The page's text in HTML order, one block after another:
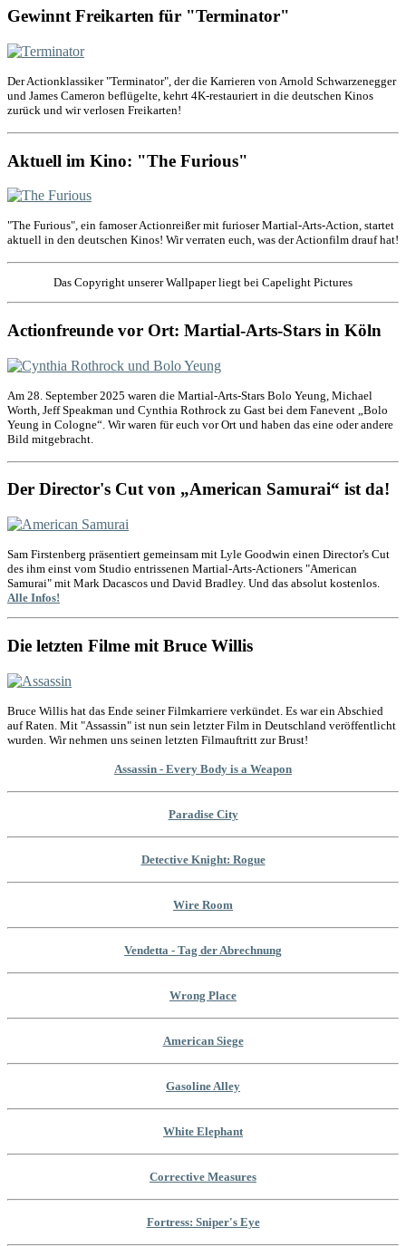
Gewinnt Freikarten für "Terminator"
Der Actionklassiker "Terminator", der die Karrieren von Arnold Schwarzenegger
und James Cameron beflügelte, kehrt 4K-restauriert in die deutschen Kinos
zurück und wir verlosen Freikarten!
Aktuell im Kino: "The Furious"
"The Furious", ein famoser Actionreißer mit furioser Martial-Arts-Action, startet
aktuell in den deutschen Kinos! Wir verraten euch, was der Actionfilm drauf hat!
Das Copyright unserer Wallpaper liegt bei Capelight Pictures
Actionfreunde vor Ort: Martial-Arts-Stars in Köln
Am 28. September 2025 waren die Martial-Arts-Stars Bolo Yeung, Michael
Worth, Jeff Speakman und Cynthia Rothrock zu Gast bei dem Fanevent „Bolo
Yeung in Cologne“. Wir waren für euch vor Ort und haben das eine oder andere
Bild mitgebracht.
Der Director's Cut von „American Samurai“ ist da!
Sam Firstenberg präsentiert gemeinsam mit Lyle Goodwin einen Director's Cut
des ihm einst vom Studio entrissenen Martial-Arts-Actioners "American
Samurai" mit Mark Dacascos und David Bradley. Und das absolut kostenlos.
Alle Infos!
Die letzten Filme mit Bruce Willis
Bruce Willis hat das Ende seiner Filmkarriere verkündet. Es war ein Abschied
auf Raten. Mit "Assassin" ist nun sein letzter Film in Deutschland veröffentlicht
wurden. Wir nehmen uns seinen letzten Filmauftritt zur Brust!
Assassin - Every Body is a Weapon
Paradise City
Detective Knight: Rogue
Wire Room
Vendetta - Tag der Abrechnung
Wrong Place
American Siege
Gasoline Alley
White Elephant
Corrective Measures
Fortress: Sniper's Eye